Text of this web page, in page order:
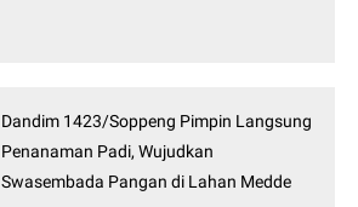
Dandim 1423/Soppeng Pimpin Langsung
Penanaman Padi, Wujudkan
Swasembada Pangan di Lahan Medde